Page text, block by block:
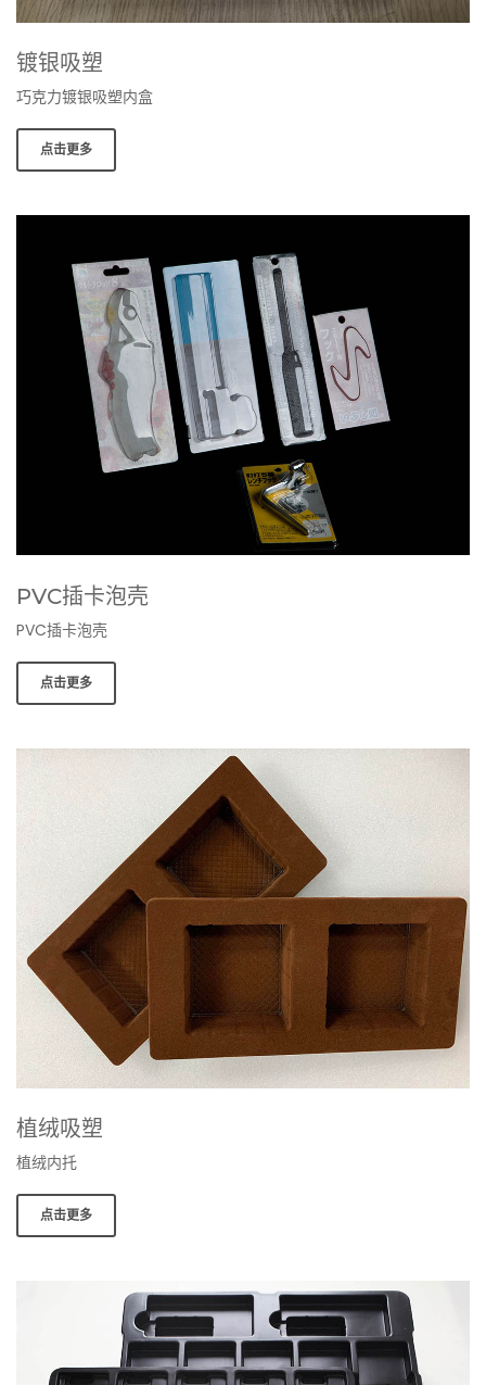
镀银吸塑
巧克力镀银吸塑内盒
点击更多
PVC插卡泡壳
PVC插卡泡壳
点击更多
植绒吸塑
植绒内托
点击更多